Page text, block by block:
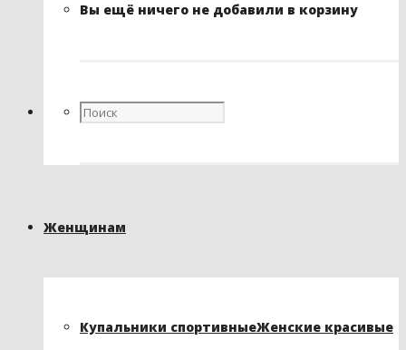
Вы ещё ничего не добавили в корзину
Женщинам
Купальники спортивныеЖенские красивые